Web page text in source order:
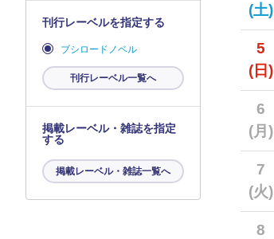
(土)
5
(日)
6
(月)
7
(火)
8
刊行レーベルを指定する
ブシロードノベル
刊行レーベル一覧へ
掲載レーベル・雑誌を指定
する
掲載レーベル・雑誌一覧へ